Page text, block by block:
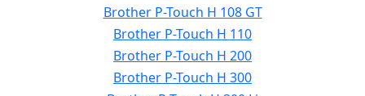
Brother P-Touch H 108 GT
Brother P-Touch H 110
Brother P-Touch H 200
Brother P-Touch H 300